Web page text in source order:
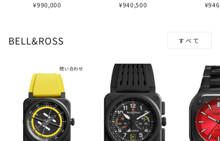
¥990,000 ¥940,500
BELL&ROSS すべて
問い合わせ